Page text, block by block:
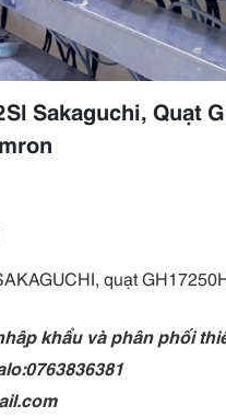
Sakaguchi, Quạt
quạt
khẩu và phân phối